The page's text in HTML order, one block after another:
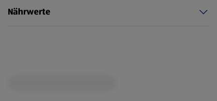
Spitzenqualität
Nährwerte